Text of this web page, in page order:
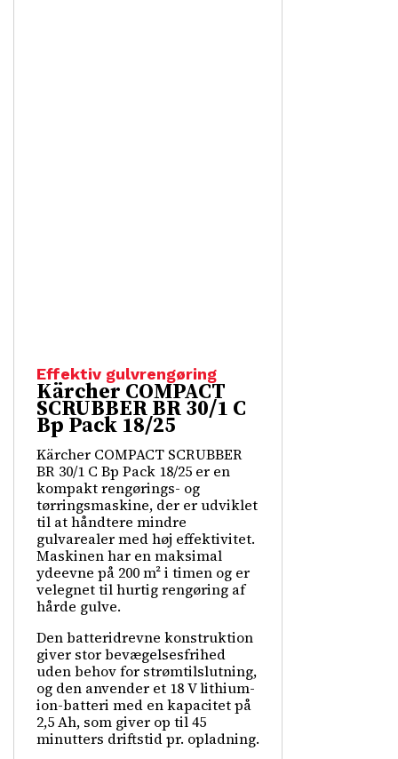
Effektiv gulvrengøring
Kärcher COMPACT
SCRUBBER BR 30/1 C
Bp Pack 18/25
Kärcher COMPACT SCRUBBER
BR 30/1 C Bp Pack 18/25 er en
kompakt rengørings- og
tørringsmaskine, der er udviklet
til at håndtere mindre
gulvarealer med høj effektivitet.
Maskinen har en maksimal
ydeevne på 200 m² i timen og er
velegnet til hurtig rengøring af
hårde gulve.
Den batteridrevne konstruktion
giver stor bevægelsesfrihed
uden behov for strømtilslutning,
og den anvender et 18 V lithium-
ion-batteri med en kapacitet på
2,5 Ah, som giver op til 45
minutters driftstid pr. opladning.